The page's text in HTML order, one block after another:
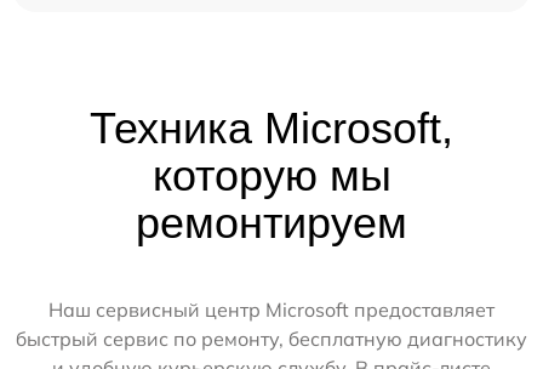
Техника Microsoft,
которую мы
ремонтируем
Наш сервисный центр Microsoft предоставляет
быстрый сервис по ремонту, бесплатную диагностику